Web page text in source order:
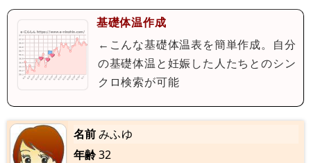
基礎体温作成
←こんな基礎体温表を簡単作成。自分
の基礎体温と妊娠した人たちとのシン
クロ検索が可能
名前みふゆ
年齢32